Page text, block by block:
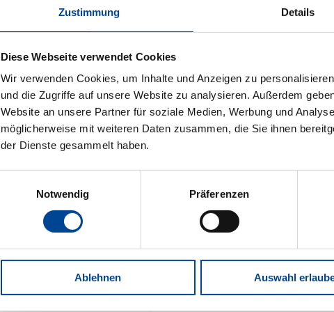
Zustimmung Details
Diese Webseite verwendet Cookies
Wir verwenden Cookies, um Inhalte und Anzeigen zu
und die Zugriffe auf unsere Website zu analysieren. Außerdem
Website an unsere Partner für soziale Medien, Werbung und
möglicherweise mit weiteren Daten zusammen, die Sie ihnen
der Dienste gesammelt haben.
Notwendig
Präferenzen
Ablehnen Auswahl